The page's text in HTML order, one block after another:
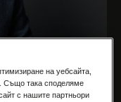
на уебсайта,
Също така споделяме
с нашите партньори